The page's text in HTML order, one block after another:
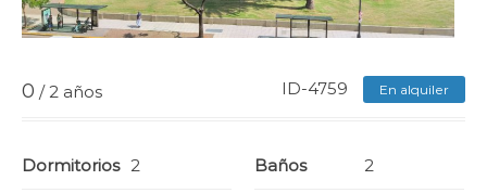
0 / 2 años ID-4759 En alquiler
Dormitorios 2 Baños 2